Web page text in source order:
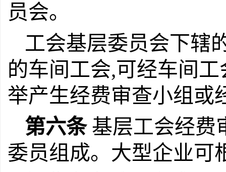
员会。
工会基层委员会下辖
的车间工会,可经车间
举产生经费审查小组或
第六条基层工会经费
委员组成。大型企业可